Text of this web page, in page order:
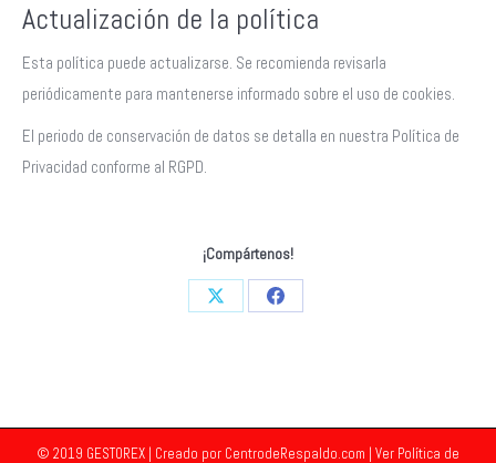
Actualización de la política
Esta política puede actualizarse. Se recomienda revisarla
periódicamente para mantenerse informado sobre el uso de cookies.
El periodo de conservación de datos se detalla en nuestra Política de
Privacidad conforme al RGPD.
¡Compártenos!
Share
Share
© 2019 GESTOREX | Creado por CentrodeRespaldo.com | Ver Política de